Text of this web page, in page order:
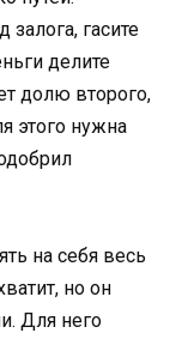
гасите
делите
долю второго,
этого нужна
на себя весь
но он
Для него